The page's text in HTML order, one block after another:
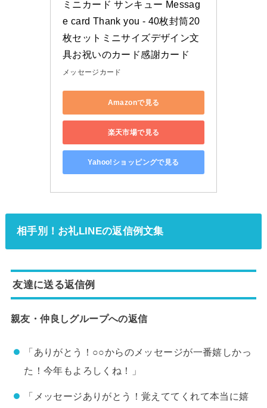
ミニカード サンキュー Messag
e card Thank you - 40枚封筒20
枚セットミニサイズデザイン文
具お祝いのカード感謝カード
メッセージカード
Amazonで見る
楽天市場で見る
Yahoo!ショッピングで見る
相手別！お礼LINEの返信例文集
友達に送る返信例
親友・仲良しグループへの返信
「ありがとう！○○からのメッセージが一番嬉しかっ
た！今年もよろしくね！」
「メッセージありがとう！覚えててくれて本当に嬉